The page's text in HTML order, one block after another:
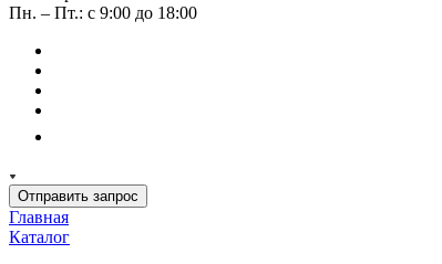
Пн. – Пт.: с 9:00 до 18:00
Отправить запрос
Главная
Каталог